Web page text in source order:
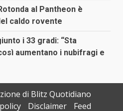
al Pantheon è
caldo rovente
i 33 gradi: “Sta
aumentano i nubifragi e
di Blitz Quotidiano
Disclaimer Feed